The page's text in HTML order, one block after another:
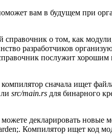
вам в будущем при
справочник о том, как
разработчиков
послужит
сначала ищет
src/main.rsдля бинарного
декларировать новые
Компилятор ищет код